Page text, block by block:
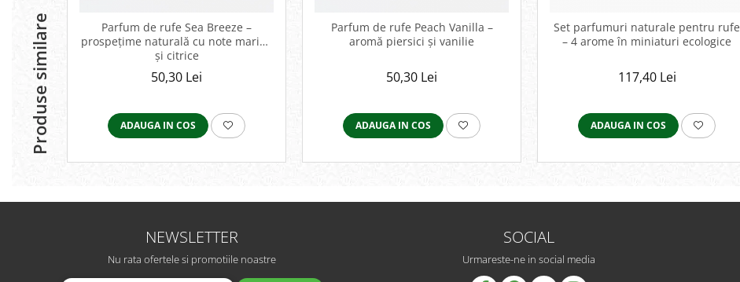
Produse similare
Parfum de rufe Sea Breeze –
prospețime naturală cu note marine
și citrice
50,30 Lei
ADAUGA IN COS
Parfum de rufe Peach Vanilla –
aromă piersici și vanilie
50,30 Lei
ADAUGA IN COS
Set parfumuri naturale pentru rufe
– 4 arome în miniaturi ecologice
117,40 Lei
ADAUGA IN COS
NEWSLETTER
Nu rata ofertele si promotiile noastre
SOCIAL
Urmareste-ne in social media